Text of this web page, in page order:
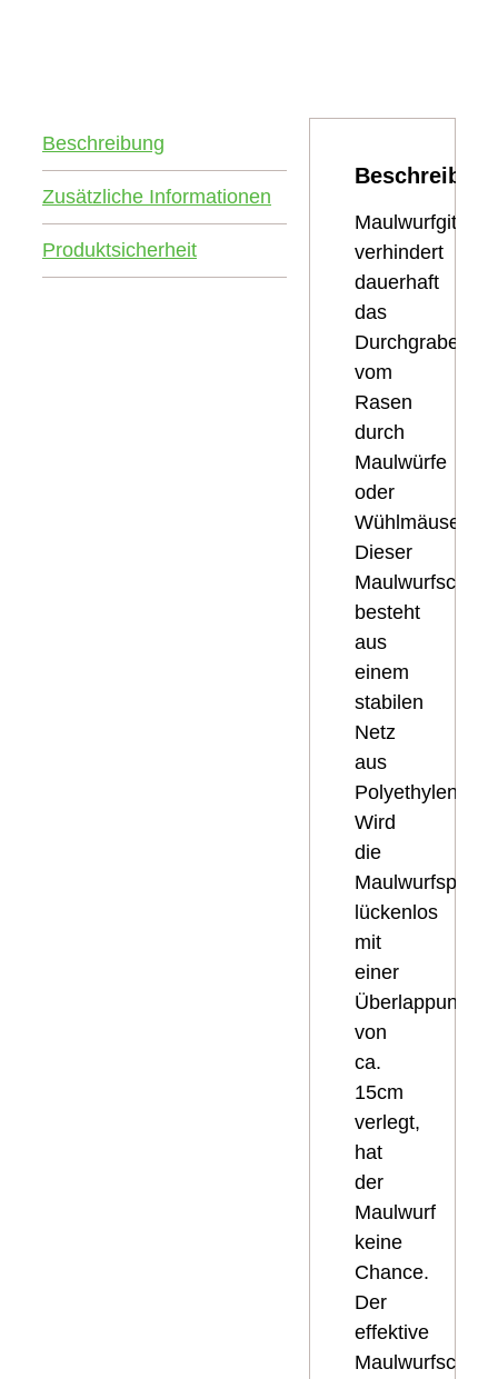
Beschreibung
Zusätzliche Informationen
Produktsicherheit
Maulwurfgitter
verhindert
dauerhaft
das
Durchgraben
vom
Rasen
durch
Maulwürfe
oder
Wühlmäuse.
Dieser
Maulwurfschutz
besteht
aus
einem
stabilen
Netz
aus
Polyethylen.
Wird
die
Maulwurfsperre
lückenlos
mit
einer
Überlappung
von
ca.
15cm
verlegt,
hat
der
Maulwurf
keine
Chance.
Der
effektive
Maulwurfschutz